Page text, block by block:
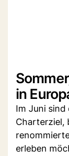
in
Im Juni sind
Charterziel,
erleben